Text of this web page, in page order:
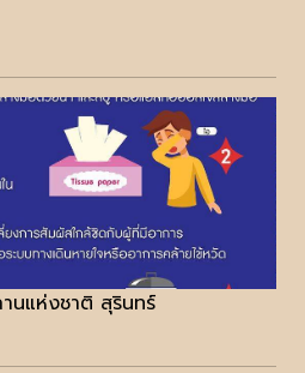
นแห่งชาติ สุรินทร์